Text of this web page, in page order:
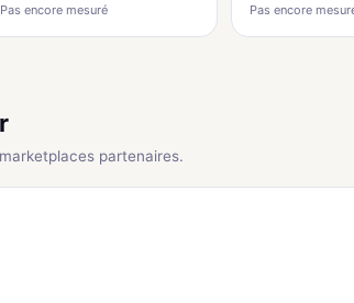
Pas encore mesuré Pas encore
partenaires.